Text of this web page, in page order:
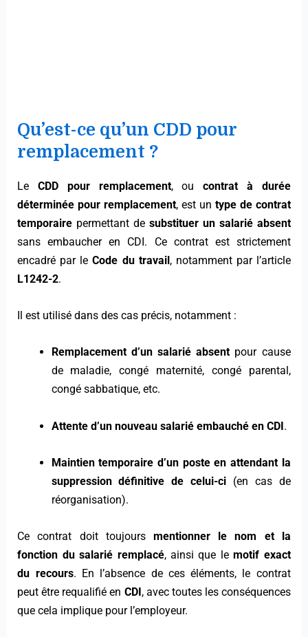
Qu’est-ce qu’un CDD pour
remplacement ?
LeCDD pour remplacement, oucontrat à durée
déterminée pour remplacement, est un type de contrat
temporaire permettant de substituer un salarié absent
sans embaucher en CDI. Ce contrat est strictement
encadré par leCode du travail, notamment par l’article
L1242-2.
Il est utilisé dans des cas précis, notamment :
Remplacement d’un salarié absentpour cause
de maladie, congé maternité, congé parental,
congé sabbatique, etc.
Attente d’un nouveau salarié embauché en CDI.
Maintien temporaire d’un poste en attendant la
suppression définitive de celui-ci (en cas de
réorganisation).
Ce contrat doit toujours mentionner le nom et la
fonction du salarié remplacé, ainsi que lemotif exact
du recours. En l’absence de ces éléments, le contrat
peut être requalifié en CDI, avec toutes les conséquences
que cela implique pour l’employeur.